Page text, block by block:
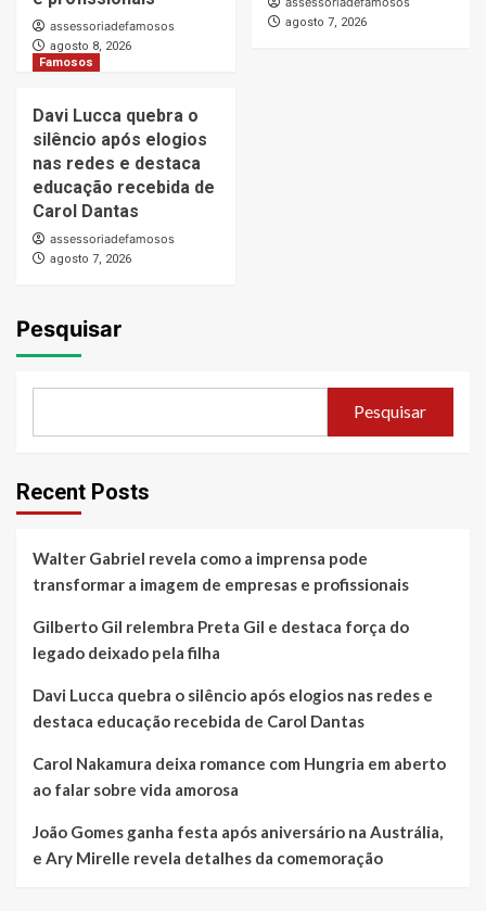
assessoriadefamosos
agosto 8, 2026
agosto 7, 2026
Famosos
Davi Lucca quebra o
silêncio após elogios
nas redes e destaca
educação recebida de
Carol Dantas
assessoriadefamosos
agosto 7, 2026
Pesquisar
Pesquisar
Recent Posts
Walter Gabriel revela como a imprensa pode
transformar a imagem de empresas e profissionais
Gilberto Gil relembra Preta Gil e destaca força do
legado deixado pela filha
Davi Lucca quebra o silêncio após elogios nas redes e
destaca educação recebida de Carol Dantas
Carol Nakamura deixa romance com Hungria em aberto
ao falar sobre vida amorosa
João Gomes ganha festa após aniversário na Austrália,
e Ary Mirelle revela detalhes da comemoração